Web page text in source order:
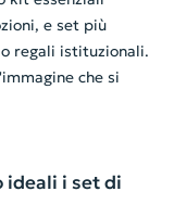
e set più
regali istituzionali.
che si
ideali i set di